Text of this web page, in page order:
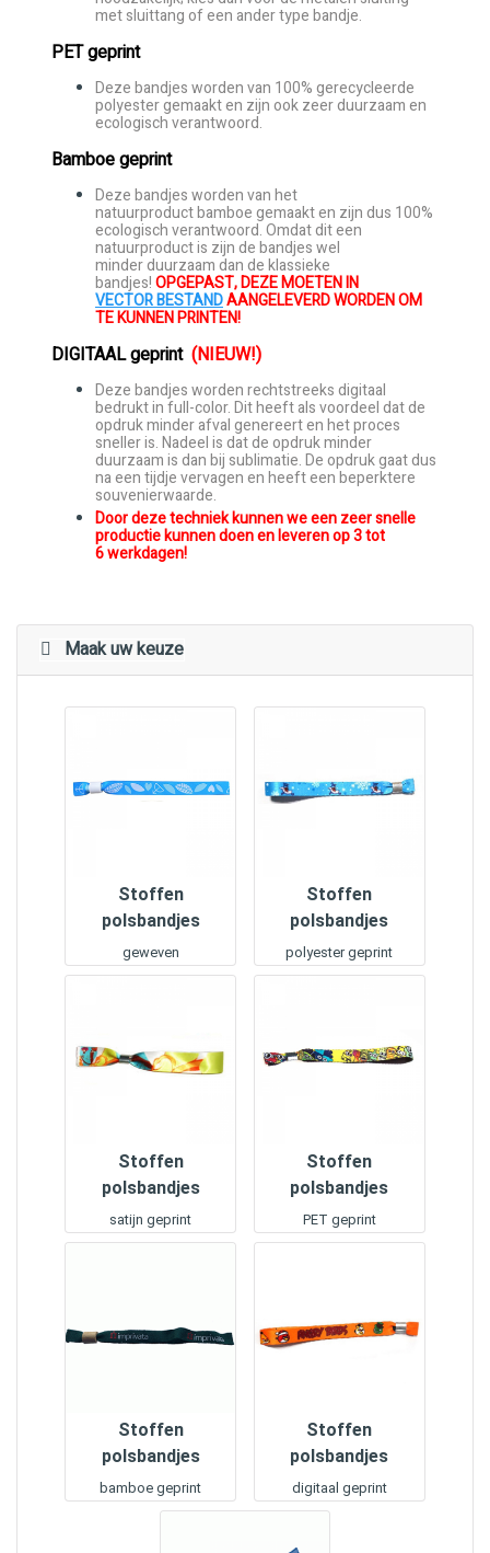
met sluittang of een ander type bandje.
PET geprint
Deze bandjes worden van 100% gerecycleerde
polyester gemaakt en zijn ook zeer duurzaam en
ecologisch verantwoord.
Bamboe geprint
Deze bandjes worden van het
natuurproduct bamboe gemaakt en zijn dus 100%
ecologisch verantwoord. Omdat dit een
natuurproduct is zijn de bandjes wel
minder duurzaam dan de klassieke
bandjes!OPGEPAST, DEZE MOETEN IN
VECTOR BESTANDAANGELEVERD WORDEN OM
TE KUNNEN PRINTEN!
DIGITAAL geprint (NIEUW!)
Deze bandjes worden rechtstreeks digitaal
bedrukt in full-color. Dit heeft als voordeel dat de
opdruk minder afval genereert en het proces
sneller is. Nadeel is dat de opdruk minder
duurzaam is dan bij sublimatie. De opdruk gaat dus
na een tijdje vervagen en heeft een beperktere
souvenierwaarde.
Door deze techniek kunnen we een zeer snelle
productie kunnen doen en leveren op 3 tot
6 werkdagen!
Maak uw keuze
Stoffen
polsbandjes
geweven
Stoffen
polsbandjes
polyester geprint
Stoffen
polsbandjes
satijn geprint
Stoffen
polsbandjes
PET geprint
Stoffen
polsbandjes
bamboe geprint
Stoffen
polsbandjes
digitaal geprint